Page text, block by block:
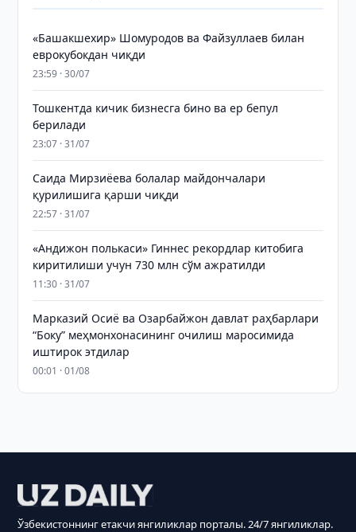
«Башакшехир» Шомуродов ва Файзуллаев билан
еврокубокдан чиқди
23:59 · 30/07
Тошкентда кичик бизнесга бино ва ер бепул
берилади
23:07 · 31/07
Саида Мирзиёева болалар майдончалари
қурилишига қарши чиқди
22:57 · 31/07
«Андижон полькаси» Гиннес рекордлар китобига
киритилиши учун 730 млн сўм ажратилди
11:30 · 31/07
Марказий Осиё ва Озарбайжон давлат раҳбарлари
“Боку” меҳмонхонасининг очилиш маросимида
иштирок этдилар
00:01 · 01/08
Ўзбекистоннинг етакчи янгиликлар порталы. 24/7 янгиликлар.